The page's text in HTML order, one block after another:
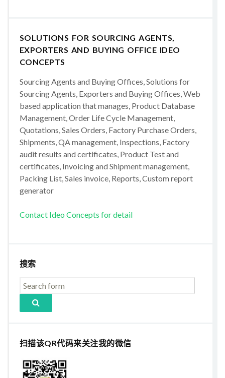
SOLUTIONS FOR SOURCING AGENTS,
EXPORTERS AND BUYING OFFICE IDEO
CONCEPTS
Sourcing Agents and Buying Offices, Solutions for
Sourcing Agents, Exporters and Buying Offices, Web
based application that manages, Product Database
Management, Order Life Cycle Management,
Quotations, Sales Orders, Factory Purchase Orders,
Shipments, QA management, Inspections, Factory
audit results and certificates, Product Test and
certificates, Invoicing and Shipment management,
Packing List, Sales invoice, Reports, Custom report
generator
Contact Ideo Concepts for detail
搜索
扫描该QR代码来关注我的微信